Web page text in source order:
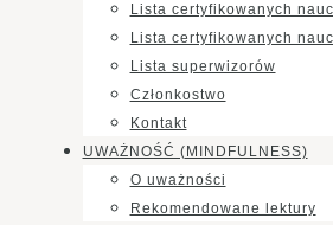
Lista certyfikowanych
Lista certyfikowanych
Lista superwizorów
Członkostwo
Kontakt
UWAŻNOŚĆ (MINDFULNESS)
O uważności
Rekomendowane lektury